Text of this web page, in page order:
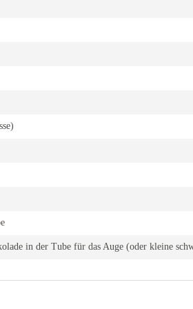
in der Tube für das Auge (oder kleine